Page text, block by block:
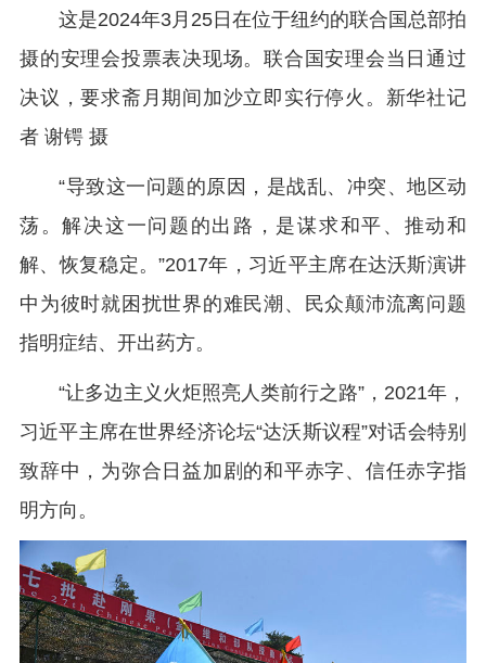
这是2024年3月25日在位于纽约的联合国总部拍
摄的安理会投票表决现场。联合国安理会当日通过
决议，要求斋月期间加沙立即实行停火。新华社记
者 谢锷 摄
“导致这一问题的原因，是战乱、冲突、地区动
荡。解决这一问题的出路，是谋求和平、推动和
解、恢复稳定。”2017年，习近平主席在达沃斯演讲
中为彼时就困扰世界的难民潮、民众颠沛流离问题
指明症结、开出药方。
“让多边主义火炬照亮人类前行之路”，2021年，
习近平主席在世界经济论坛“达沃斯议程”对话会特别
致辞中，为弥合日益加剧的和平赤字、信任赤字指
明方向。